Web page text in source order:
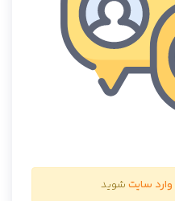
وارد سایت شوید